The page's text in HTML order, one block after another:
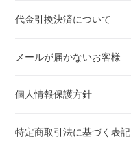
代金引換決済について
メールが届かないお客様
個人情報保護方針
特定商取引法に基づく表記